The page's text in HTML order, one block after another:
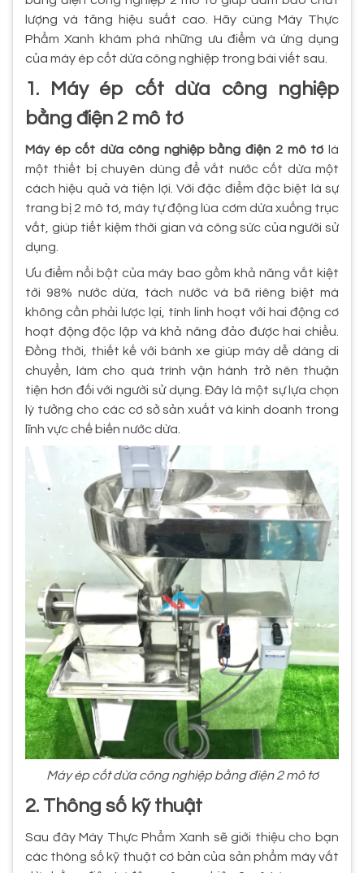
lượng và tăng hiệu suất cao. Hãy cùng Máy Thực
Phẩm Xanh khám phá những ưu điểm và ứng dụng
của máy ép cốt dừa công nghiệp trong bài viết sau.
1. Máy ép cốt dừa công nghiệp
bằng điện 2 mô tơ
Máy ép cốt dừa công nghiệp bằng điện 2 mô tơ là
một thiết bị chuyên dùng để vắt nước cốt dừa một
cách hiệu quả và tiện lợi. Với đặc điểm đặc biệt là sự
trang bị 2 mô tơ, máy tự động lùa cơm dừa xuống trục
vắt, giúp tiết kiệm thời gian và công sức của người sử
dụng.
Ưu điểm nổi bật của máy bao gồm khả năng vắt kiệt
tới 98% nước dừa, tách nước và bã riêng biệt mà
không cần phải lược lại, tính linh hoạt với hai động cơ
hoạt động độc lập và khả năng đảo được hai chiều.
Đồng thời, thiết kế với bánh xe giúp máy dễ dàng di
chuyển, làm cho quá trình vận hành trở nên thuận
tiện hơn đối với người sử dụng. Đây là một sự lựa chọn
lý tưởng cho các cơ sở sản xuất và kinh doanh trong
lĩnh vực chế biến nước dừa.
Máy ép cốt dừa công nghiệp bằng điện 2 mô tơ
2. Thông số kỹ thuật
Sau đây Máy Thực Phẩm Xanh sẽ giới thiệu cho bạn
các thông số kỹ thuật cơ bản của sản phẩm máy vắt